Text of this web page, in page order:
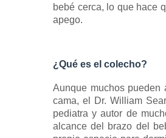
bebé cerca, lo que hace
apego.
¿Qué es el colecho?
Aunque muchos pueden
cama, el Dr. William
pediatra y autor de
alcance del brazo del